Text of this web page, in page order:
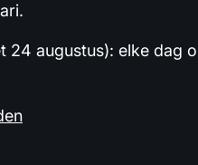
24 augustus): elke dag